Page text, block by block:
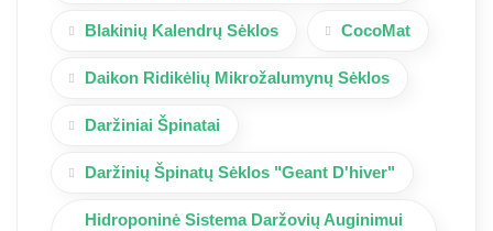
Blakinių Kalendrų Sėklos CocoMat
Daikon Ridikėlių Mikrožalumynų Sėklos
Daržiniai Špinatai
Daržinių Špinatų Sėklos "Geant D'hiver"
Hidroponinė Sistema Daržovių Auginimui